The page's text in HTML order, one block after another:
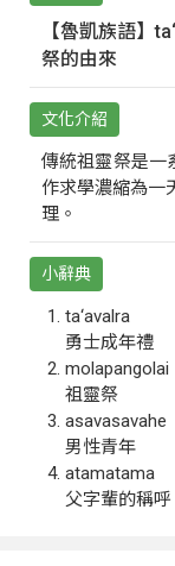
【魯凱族語】
祭的由來
文化介紹
傳統祖靈祭是一
作求學濃縮為一
理。
小辭典
ta‘avalra
勇士成年禮
molapangolai
祖靈祭
asavasavahe
男性青年
atamatama
父字輩的稱呼